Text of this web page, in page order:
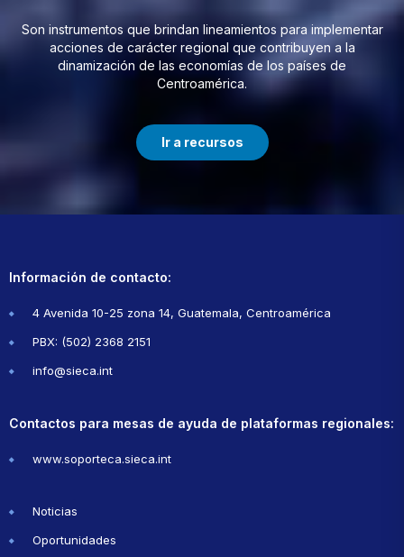
Son instrumentos que brindan lineamientos para implementar
acciones de carácter regional que contribuyen a la
dinamización de las economías de los países de
Centroamérica.
Ir a recursos
Información de contacto:
4 Avenida 10-25 zona 14, Guatemala, Centroamérica
PBX: (502) 2368 2151
info@sieca.int
Contactos para mesas de ayuda de plataformas regionales:
www.soporteca.sieca.int
Noticias
Oportunidades